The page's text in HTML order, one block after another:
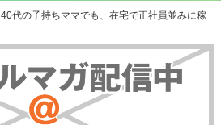
40代の子持ちママでも、在宅で正社員並みに稼